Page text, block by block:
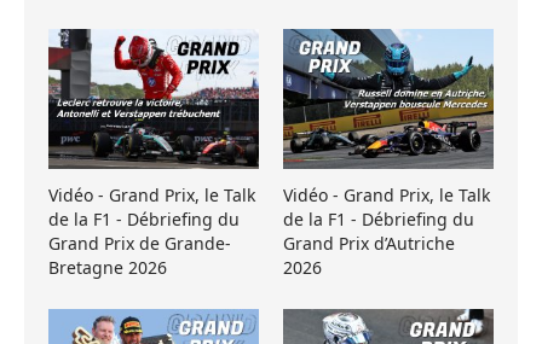
Vidéo - Grand Prix, le Talk
de la F1 - Débriefing du
Grand Prix de Grande-
Bretagne 2026
Vidéo - Grand Prix, le Talk
de la F1 - Débriefing du
Grand Prix d’Autriche
2026